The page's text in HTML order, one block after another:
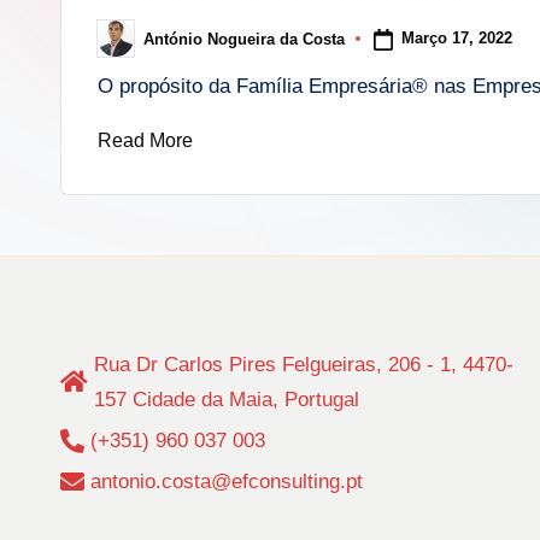
Posted
by
António Nogueira da Costa Março 17, 2022
O propósito da Família Empresária® nas
Read More
Rua Dr Carlos Pires Felgueiras, 206 - 1, 4470-
157 Cidade da Maia, Portugal
(+351) 960 037 003
antonio.costa@efconsulting.pt